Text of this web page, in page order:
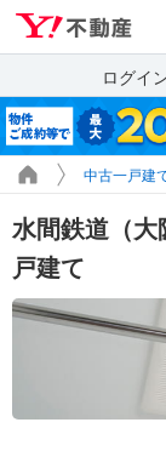
ログイ
中古一戸建
水間鉄道（
戸建て